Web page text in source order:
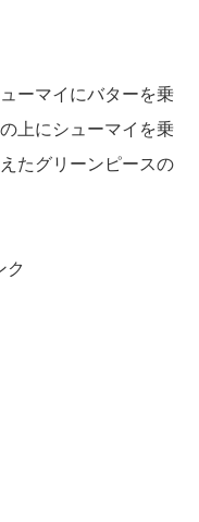
ーマイにバターを乗
上にシューマイを乗
たグリーンピースの
ク